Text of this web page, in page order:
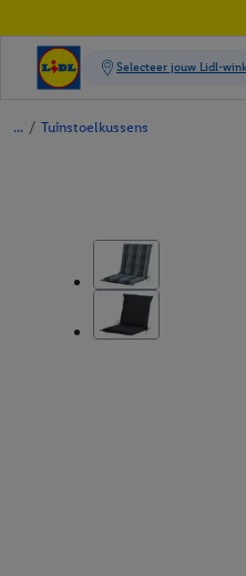
/ Tuinstoelkussens